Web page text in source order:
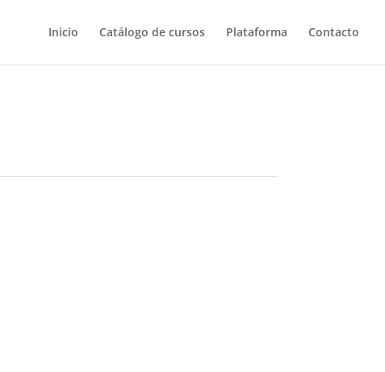
Inicio Catálogo de cursos Plataforma Contacto